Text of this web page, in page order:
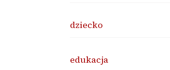
dziecko
edukacja